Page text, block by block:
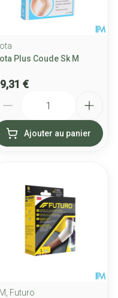
Plus Coude Sk M
€
Ajouter au panier
Futuro